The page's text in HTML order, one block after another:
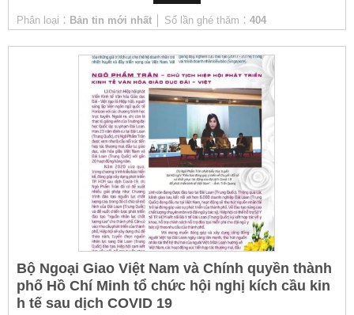
Phân loại： Bản tin mới nhất │ Số lần ghé thăm： 404
Bộ Ngoại Giao Việt Nam và Chính quyền thành
phố Hồ Chí Minh tổ chức hội nghị kích cầu kin
h tế sau dịch COVID 19